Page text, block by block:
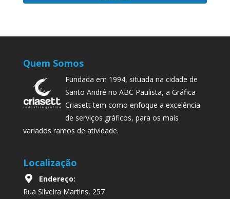
Quem Somos
Fundada em 1994, situada na cidade de
Santo André no ABC Paulista, a Gráfica
Criasett tem como enfoque a excelência
de serviços gráficos, para os mais
variados ramos de atividade.
Localização
Endereço:
Rua Silveira Martins, 257